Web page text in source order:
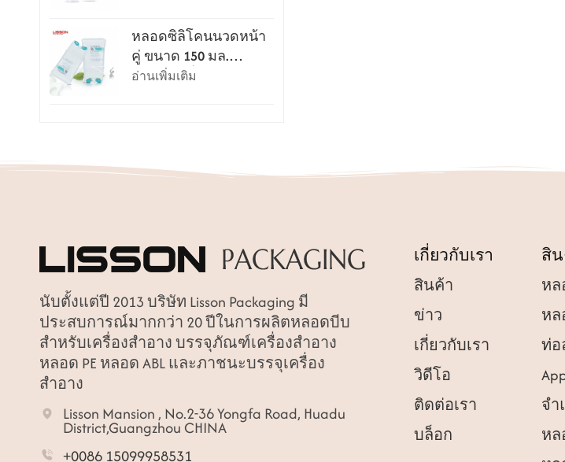
หลอดซิลิโคนนวดหน้า
คู่ ขนาด 150 มล.
สำหรับเครื่องสำอาง
อ่านเพิ่มเติม
นับตั้งแต่ปี 2013 บริษัท Lisson Packaging มี
ประสบการณ์มากกว่า 20 ปีในการผลิตหลอดบีบ
สำหรับเครื่องสำอาง บรรจุภัณฑ์เครื่องสำอาง
หลอด PE หลอด ABL และภาชนะบรรจุเครื่อง
สำอาง
Lisson Mansion , No.2-36 Yongfa Road, Huadu
District,Guangzhou CHINA
+0086 15099958531
เกี่ยวกับเรา
สินค้า
ข่าว
เกี่ยวกับเรา
วิดีโอ
ติดต่อเรา
บล็อก
สิ
หล
ห
ท่อ
จ
หล